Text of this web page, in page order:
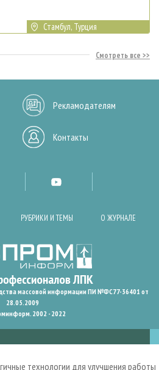
Стамбул, Турция
Смотреть все
Рекламодателям
Контакты
РУБРИКИ И ТЕМЫ О ЖУРНАЛЕ
массовой информации ПИ №ФС77-36401 от
28.05.2009
2002 - 2022
технологии для улучшения работы